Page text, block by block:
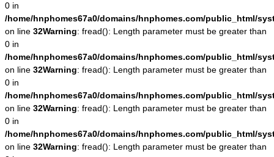
0 in
/home/hnphomes67a0/domains/hnphomes.com/public_html/
on line 32Warning: fread(): Length parameter must be greater than
0 in
/home/hnphomes67a0/domains/hnphomes.com/public_html/
on line 32Warning: fread(): Length parameter must be greater than
0 in
/home/hnphomes67a0/domains/hnphomes.com/public_html/
on line 32Warning: fread(): Length parameter must be greater than
0 in
/home/hnphomes67a0/domains/hnphomes.com/public_html/
on line 32Warning: fread(): Length parameter must be greater than